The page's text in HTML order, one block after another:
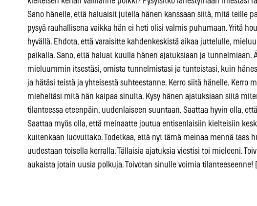
Sano hänelle, että haluaisit jutella hänen kanssaan siitä, mitä teille
pysyä rauhallisena vaikka hän ei heti olisi valmis puhumaan. Yritä
hyvällä. Ehdota, että varaisitte kahdenkeskistä aikaa juttelulle,
paikalla. Sano, että haluat kuulla hänen ajatuksiaan ja tunnelmiaan.
mieluummin itsestäsi, omista tunnelmistasi ja tunteistasi, kuin
ja hätäsi teistä ja yhteisestä suhteestanne. Kerro siitä hänelle. Kerro
mieheltäsi mitä hän kaipaa sinulta. Kysy hänen ajatuksiaan siitä
tilanteessa eteenpäin, uudenlaiseen suuntaan. Saattaa hyvin olla,
Saattaa myös olla, että meinaatte joutua entisenlaisiin kielteisiin
kuitenkaan luovuttako. Todetkaa, että nyt tämä meinaa mennä taas
uudestaan toisella kerralla. Tällaisia ajatuksia viestisi toi mieleeni.
aukaista jotain uusia polkuja. Toivotan sinulle voimia tilanteeseenne!